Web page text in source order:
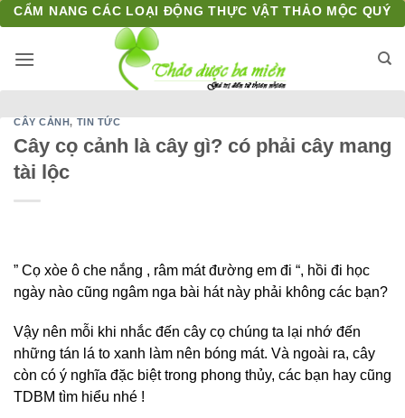
Bỏ
qua
nội
CẨM NANG CÁC LOẠI ĐỘNG THỰC VẬT THẢO MỘC QUÝ
CÂY CẢNH, TIN TỨC
Cây cọ cảnh là cây gì? có phải cây mang
tài lộc
” Cọ xòe ô che nắng , râm mát đường em đi “, hồi đi học
ngày nào cũng ngâm nga bài hát này phải không các bạn?
Vậy nên mỗi khi nhắc đến cây cọ chúng ta lại nhớ đến
những tán lá to xanh làm nên bóng mát. Và ngoài ra, cây
còn có ý nghĩa đặc biệt trong phong thủy, các bạn hay cũng
TDBM tìm hiểu nhé !